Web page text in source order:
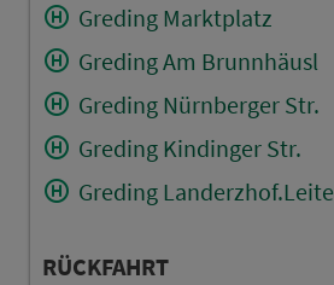
Greding Marktplatz
Greding Am Brunnhäusl
Greding Nürnberger Str.
Greding Kindinger Str.
Greding Landerzhof.Leite
RÜCKFAHRT